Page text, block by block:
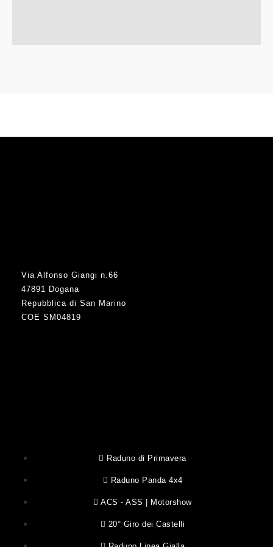
Via Alfonso Giangi n.66
47891 Dogana
Repubblica di San Marino
COE SM04819
Raduno di Primavera
Raduno Panda 4x4
ACS - ASS | Motorshow
20° Giro dei Castelli